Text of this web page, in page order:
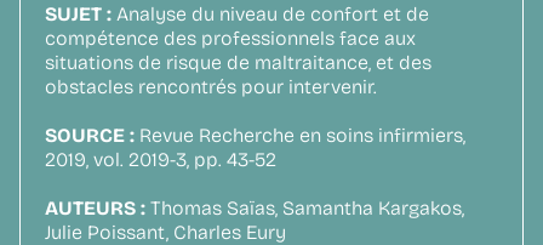
SUJET : Analyse du niveau de confort et de
compétence des professionnels face aux
situations de risque de maltraitance, et des
obstacles rencontrés pour intervenir.
SOURCE : Revue Recherche en soins infirmiers,
2019, vol. 2019-3, pp. 43-52
AUTEURS : Thomas Saïas, Samantha Kargakos,
Julie Poissant, Charles Eury